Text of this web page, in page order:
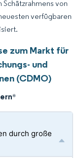
von
verfügbaren
zum Markt für
und
(CDMO)
*
durch große